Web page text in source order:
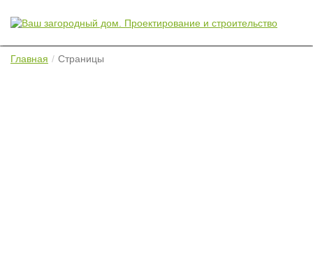
Главная Страницы